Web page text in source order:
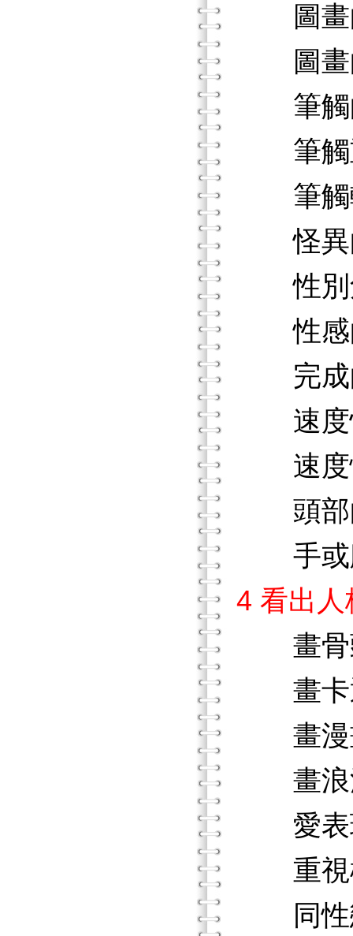
圖畫
圖畫
筆觸
筆
筆
怪異
性別
性感
完成
速
速
頭部
手或
4 看出人
畫骨
畫卡
畫漫
畫浪
愛表
重視
同